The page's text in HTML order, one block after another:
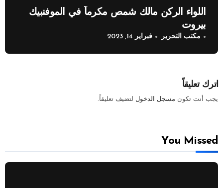
اللواء الركن مالك شمص مكرماً في الموفنبيك
بيروت
مكتب التحرير فبراير 14, 2023
اترك تعليقاً
يجب أنت تكون مسجل الدخول لتضيف تعليقاً.
You Missed